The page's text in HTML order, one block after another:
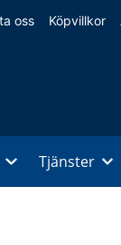
oss Köpvillkor
Tjänster